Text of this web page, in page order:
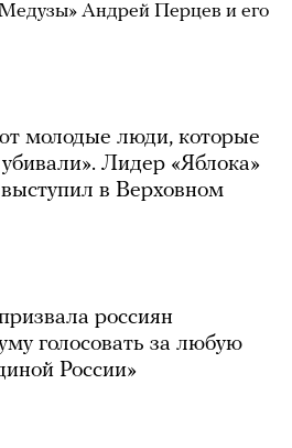
Андрей Перцев и его
молодые люди, которые
Лидер «Яблока»
в Верховном
россиян
голосовать за любую
России»